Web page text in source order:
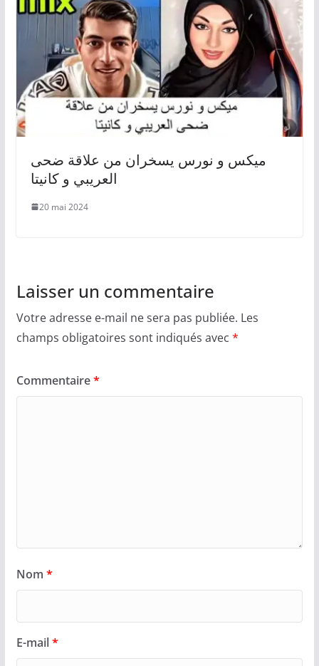
ميكس و نورس يسخران من علاقة ضحى
العريبي و كانيتا
20 mai 2024
Laisser un commentaire
Votre adresse e-mail ne sera pas publiée. Les
champs obligatoires sont indiqués avec *
Commentaire*
Nom *
E-mail*